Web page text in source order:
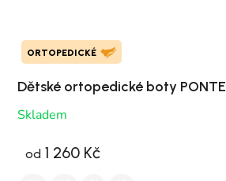
ORTOPEDICKÉ
Dětské ortopedické boty
Skladem
od 1 260 Kč